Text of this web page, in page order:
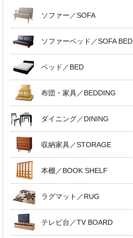
ソファー／SOFA
ソファーベッド／SOFA BED
ベッド／BED
布団・家具／BEDDING
ダイニング／DINING
収納家具／STORAGE
本棚／BOOK SHELF
ラグマット／RUG
テレビ台／TV BOARD